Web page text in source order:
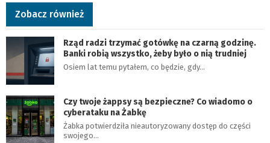
Zobacz również
Rząd radzi trzymać gotówkę na czarną godzinę.
Banki robią wszystko, żeby było o nią trudniej
Osiem lat temu pytałem, co będzie, gdy…
Czy twoje żappsy są bezpieczne? Co wiadomo o
cyberataku na Żabkę
Żabka potwierdziła nieautoryzowany dostęp do części
swojego…